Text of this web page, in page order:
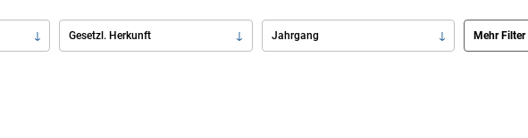
Gesetzl. Herkunft Jahrgang Mehr Filter